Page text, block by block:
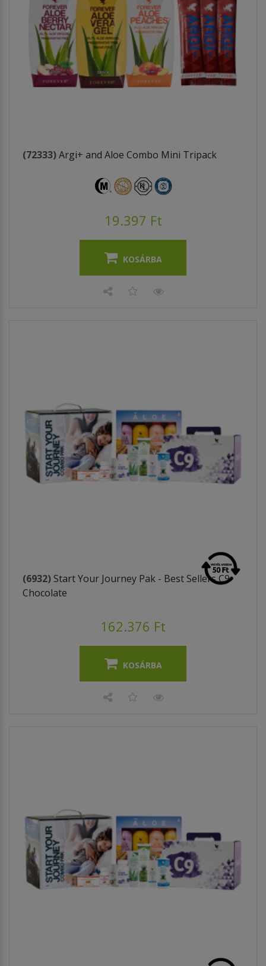
(72333)Argi+ and Aloe Combo Mini Tripack
19.397 Ft
KOSÁRBA
(6932) Start Your Journey Pak - Best Sellers C9
Chocolate
162.376 Ft
KOSÁRBA